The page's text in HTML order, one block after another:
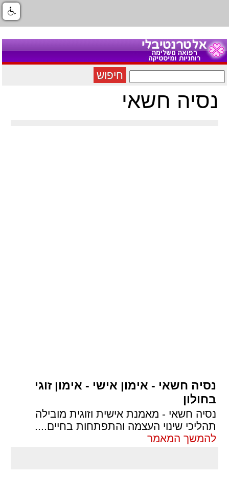
חיפוש
נסיה חשאי
נסיה חשאי - אימון אישי - אימון זוגי
בחולון
נסיה חשאי - מאמנת אישית וזוגית מובילה
תהליכי שינוי העצמה והתפתחות בחיים....
להמשך המאמר